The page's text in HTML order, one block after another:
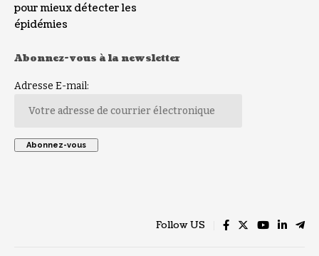
pour mieux détecter les
épidémies
Abonnez-vous à la newsletter
Adresse E-mail:
Follow US